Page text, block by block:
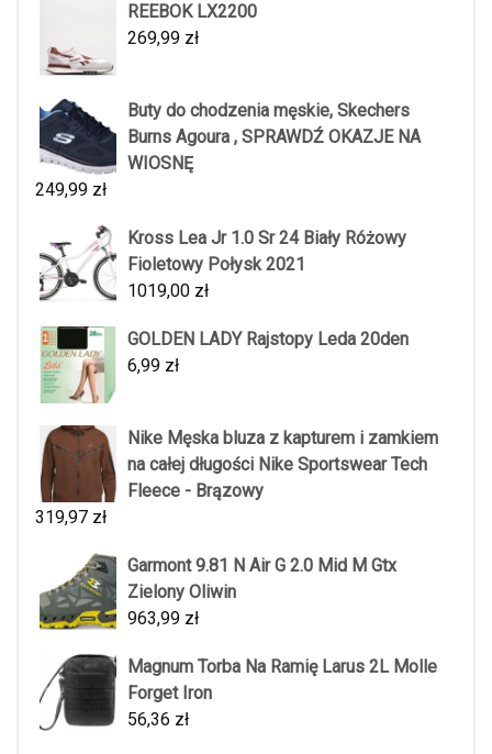
REEBOK LX2200
269,99 zł
Buty do chodzenia męskie, Skechers
Burns Agoura , SPRAWDŹ OKAZJE NA
WIOSNĘ
249,99 zł
Kross Lea Jr 1.0 Sr 24 Biały Różowy
Fioletowy Połysk 2021
1019,00 zł
GOLDEN LADY Rajstopy Leda 20den
6,99 zł
Nike Męska bluza z kapturem i zamkiem
na całej długości Nike Sportswear Tech
Fleece - Brązowy
319,97 zł
Garmont 9.81 N Air G 2.0 Mid M Gtx
Zielony Oliwin
963,99 zł
Magnum Torba Na Ramię Larus 2L Molle
Forget Iron
56,36 zł